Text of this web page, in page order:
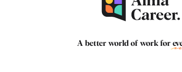
A better world of work for